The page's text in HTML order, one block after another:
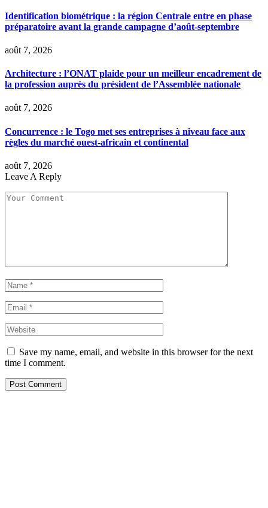
Identification biométrique : la région Centrale entre en phase
préparatoire avant la grande campagne d’août-septembre
août 7, 2026
Architecture : l’ONAT plaide pour un meilleur encadrement de
la profession auprès du président de l’Assemblée nationale
août 7, 2026
Concurrence : le Togo met ses entreprises à niveau face aux
règles du marché ouest-africain et continental
août 7, 2026
Leave A Reply
Save my name, email, and website in this browser for the next
time I comment.